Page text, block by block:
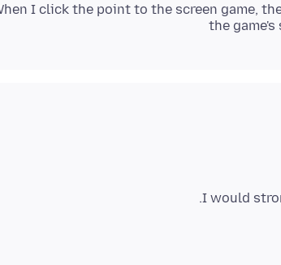
I click the point to the screen game,
the
I would